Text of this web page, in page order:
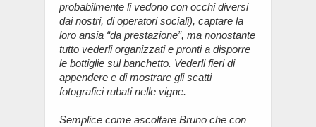
probabilmente li vedono con occhi diversi
dai nostri, di operatori sociali), captare la
loro ansia “da prestazione”, ma nonostante
tutto vederli organizzati e pronti a disporre
le bottiglie sul banchetto. Vederli fieri di
appendere e di mostrare gli scatti
fotografici rubati nelle vigne.
Semplice come ascoltare Bruno che con